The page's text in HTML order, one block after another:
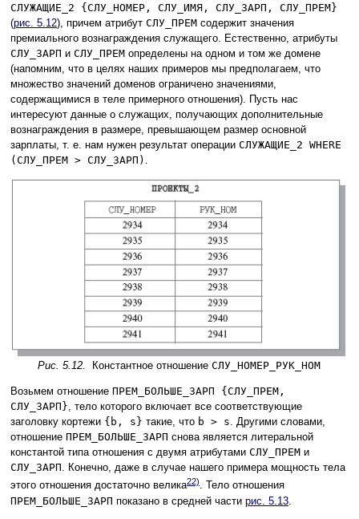
СЛУЖАЩИЕ_2 {СЛУ_НОМЕР, СЛУ_ИМЯ, СЛУ_ЗАРП, СЛУ_ПРЕМ}
(рис. 5.12), причем атрибут СЛУ_ПРЕМ содержит значения
премиального вознаграждения служащего. Естественно, атрибуты
СЛУ_ЗАРП и СЛУ_ПРЕМ определены на одном и том же домене
(напомним, что в целях наших примеров мы предполагаем, что
множество значений доменов ограничено значениями,
содержащимися в теле примерного отношения). Пусть нас
интересуют данные о служащих, получающих дополнительные
вознаграждения в размере, превышающем размер основной
зарплаты, т. е. нам нужен результат операции СЛУЖАЩИЕ_2 WHERE
(СЛУ_ПРЕМ > СЛУ_ЗАРП)
Рис. 5.12. Константное отношение СЛУ_НОМЕР_РУК_НОМ
Возьмем отношение ПРЕМ_БОЛЬШЕ_ЗАРП {СЛУ_ПРЕМ,
СЛУ_ЗАРП}, тело которого включает все соответствующие
заголовку кортежи {b, s} такие, что b > s. Другими словами,
отношение ПРЕМ_БОЛЬШЕ_ЗАРП снова является литеральной
константой типа отношения с двумя атрибутами СЛУ_ПРЕМ и
СЛУ_ЗАРП. Конечно, даже в случае нашего примера мощность тела
этого отношения достаточно велика22). Тело отношения
ПРЕМ_БОЛЬШЕ_ЗАРП показано в средней части рис. 5.13